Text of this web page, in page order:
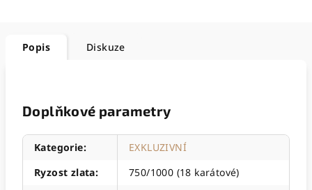
Popis Diskuze
Doplňkové parametry
Kategorie:
EXKLUZIVNÍ
Ryzost zlata:
750/1000 (18 karátové)